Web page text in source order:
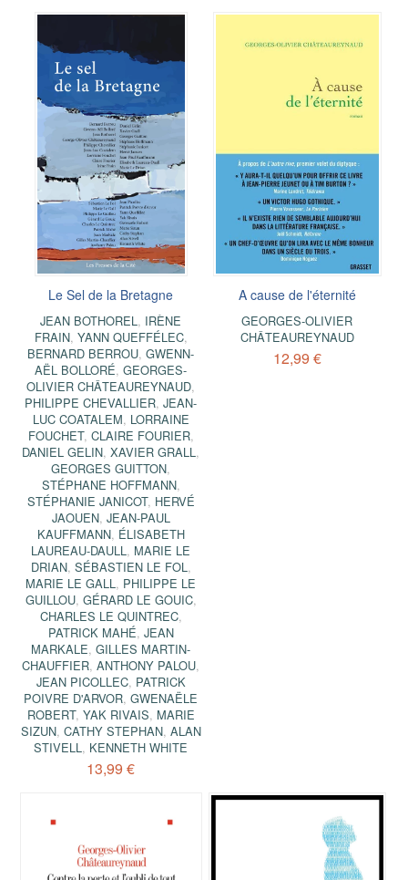
Le Sel de la Bretagne
JEAN BOTHOREL, IRÈNE
FRAIN, YANN QUEFFÉLEC,
BERNARD BERROU,GWENN-
AËL BOLLORÉ,GEORGES-
OLIVIER CHÂTEAUREYNAUD,
PHILIPPE CHEVALLIER,JEAN-
LUC COATALEM, LORRAINE
FOUCHET, CLAIRE FOURIER,
DANIEL GELIN,XAVIER GRALL,
GEORGES GUITTON,
STÉPHANE HOFFMANN,
STÉPHANIE JANICOT, HERVÉ
JAOUEN, JEAN-PAUL
KAUFFMANN, ÉLISABETH
LAUREAU-DAULL, MARIE LE
DRIAN, SÉBASTIEN LE FOL,
MARIE LE GALL, PHILIPPE LE
GUILLOU, GÉRARD LE GOUIC,
CHARLES LE QUINTREC,
PATRICK MAHÉ, JEAN
MARKALE,GILLES MARTIN-
CHAUFFIER,ANTHONY PALOU,
JEAN PICOLLEC, PATRICK
POIVRE D'ARVOR,GWENAËLE
ROBERT, YAK RIVAIS, MARIE
SIZUN, CATHY STEPHAN, ALAN
STIVELL, KENNETH WHITE
13,99 €
A cause de l'éternité
GEORGES-OLIVIER
CHÂTEAUREYNAUD
12,99 €